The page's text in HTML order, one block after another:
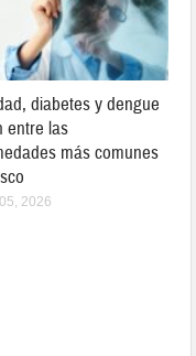
diabetes y dengue
entre las
más comunes
2026